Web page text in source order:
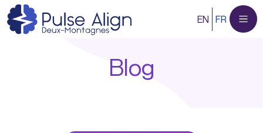
Aller
au
contenu
EN FR
Blog